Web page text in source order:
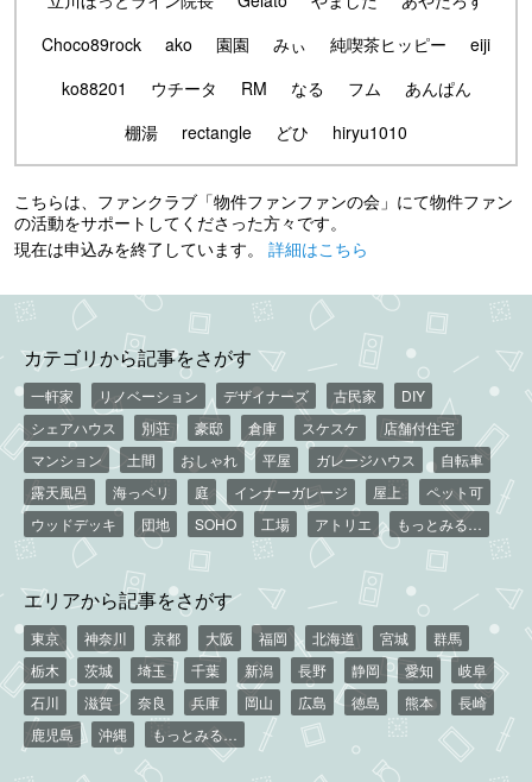
Choco89rock
ako 園園 みぃ 純喫茶ヒッピー
eiji
ko88201
ウチータ RM なる フム
あんぱん
棚湯
rectangle どひ hiryu1010
こちらは、ファンクラブ「物件ファンファンの会」にて物件ファン
の活動をサポートしてくださった方々です。
現在は申込みを終了しています。 詳細はこちら
カテゴリから記事をさがす
一軒家 リノベーション デザイナーズ 古民家
DIY
シェアハウス
別荘 豪邸 倉庫 スケスケ
店舗付住宅
マンション
土間 おしゃれ 平屋 ガレージハウス
自転車
露天風呂
海っペリ 庭 インナーガレージ 屋上
ペット可
ウッドデッキ
団地 SOHO 工場 アトリエ もっとみる…
エリアから記事をさがす
東京 神奈川 京都 大阪 福岡 北海道 宮城
群馬
栃木
茨城 埼玉 千葉 新潟 長野 静岡 愛知
岐阜
石川
滋賀 奈良 兵庫 岡山 広島 徳島 熊本
長崎
鹿児島
沖縄 もっとみる…